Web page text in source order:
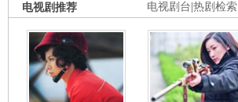
电视剧台 热剧检索
电视剧推荐